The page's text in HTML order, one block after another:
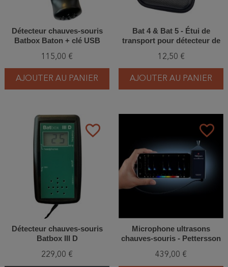
Détecteur chauves-souris
Batbox Baton + clé USB
115,00 €
AJOUTER AU PANIER
Bat 4 & Bat 5 - Étui de
transport pour détecteur de
12,50 €
AJOUTER AU PANIER
favorite_border
Détecteur chauves-souris
Batbox III D
229,00 €
favorite_border
Microphone ultrasons
chauves-souris - Pettersson
439,00 €